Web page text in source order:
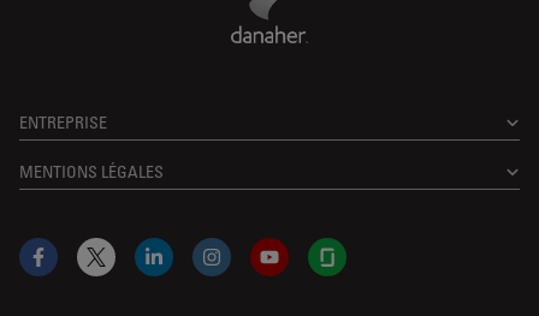
ENTREPRISE
MENTIONS LÉGALES
Facebook
X LinkedInInstagramYouTubeGlassdoor